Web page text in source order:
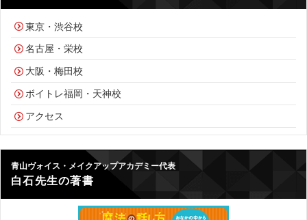
東京・渋谷校
名古屋・栄校
大阪・梅田校
ボイトレ福岡・天神校
アクセス
青山ヴォイス・メイクアップアカデミー代表
白石先生の著書